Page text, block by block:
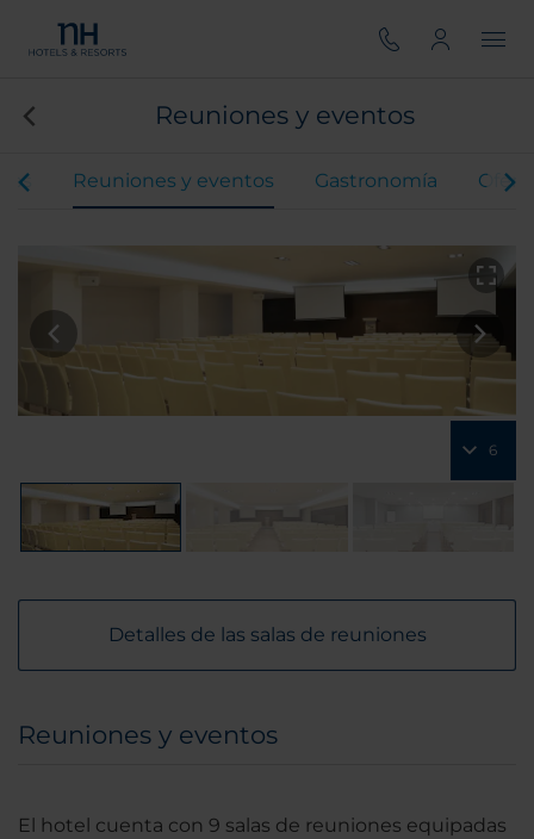
Reuniones y eventos
Reuniones y eventos Gastronomía
6
Detalles de las salas de reuniones
Reuniones y eventos
El hotel cuenta con 9 salas de reuniones equipadas